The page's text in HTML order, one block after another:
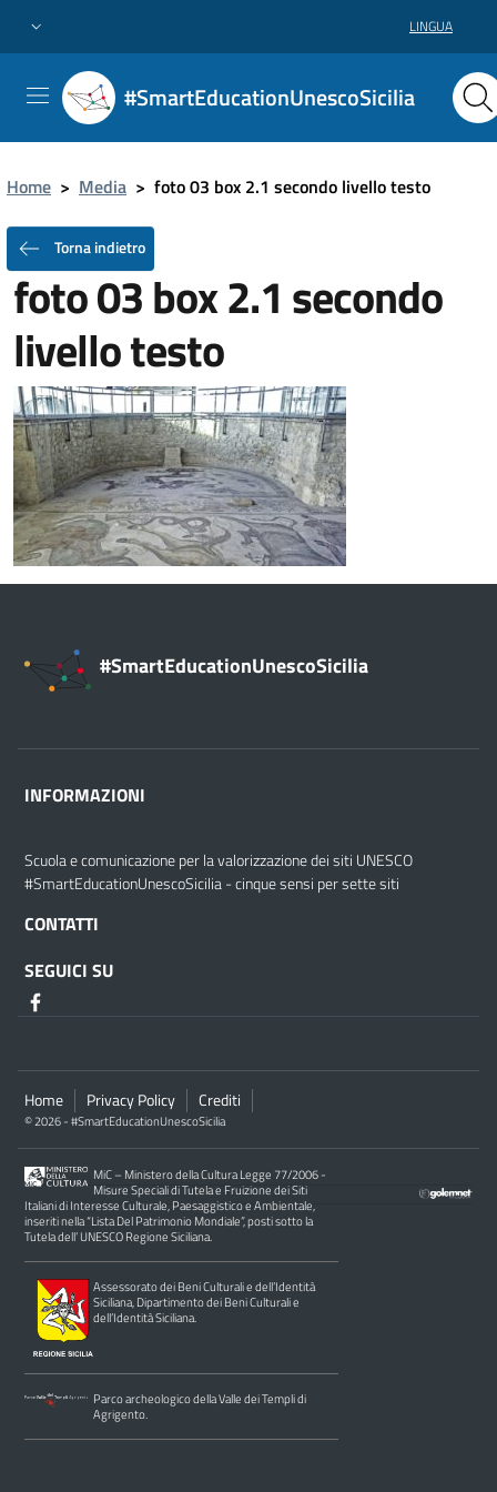
LINGUA
#SmartEducationUnescoSicilia
Home > Media > foto 03 box 2.1 secondo livello testo
Torna indietro
foto 03 box 2.1 secondo
livello testo
#SmartEducationUnescoSicilia
INFORMAZIONI
Scuola e comunicazione per la valorizzazione dei siti UNESCO
#SmartEducationUnescoSicilia - cinque sensi per sette siti
CONTATTI
SEGUICI SU
Home Privacy Policy Crediti
© 2026 - #SmartEducationUnescoSicilia
MiC – Ministero della Cultura Legge 77/2006 -
Misure Speciali di Tutela e Fruizione dei Siti
Italiani di Interesse Culturale, Paesaggistico e Ambientale,
inseriti nella “Lista Del Patrimonio Mondiale”, posti sotto la
Tutela dell’ UNESCO Regione Siciliana.
Assessorato dei Beni Culturali e dell’Identità
Siciliana, Dipartimento dei Beni Culturali e
dell’Identità Siciliana.
Parco archeologico della Valle dei Templi di
Agrigento.